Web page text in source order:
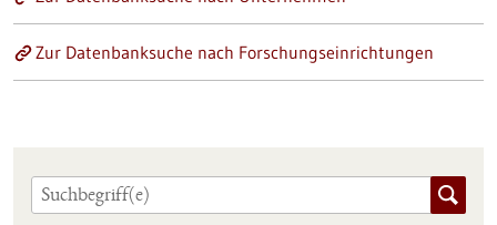
Zur Datenbanksuche nach Forschungseinrichtungen